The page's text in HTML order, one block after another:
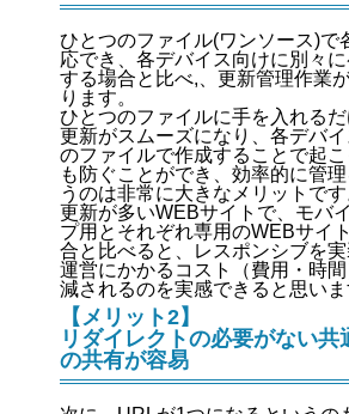
ひとつのファイル(ワンソース)で
応でき、各デバイス向けに別々
する場合と比べ,、更新管理作業
ります。
ひとつのファイルに手を入れる
更新がスムーズになり、各デバ
のファイルで作成することで起
も防ぐことができ、効率的に管
うのは非常に大きなメリットです
更新が多いWEBサイトで、モバ
プ用とそれぞれ専用のWEBサイ
合と比べると、レスポンシブを
運営にかかるコスト（費用・時間
減されるのを実感できると思いま
【メリット2】
リダイレクトの必要がない共
の共有が容易